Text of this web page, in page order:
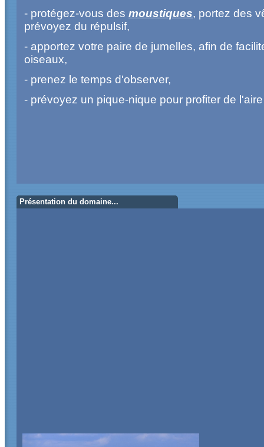
- protégez-vous des moustiques, portez des
prévoyez du répulsif,
- apportez votre paire de jumelles, afin de
oiseaux,
- prenez le temps d'observer,
- prévoyez un pique-nique pour profiter de
Présentation du domaine...